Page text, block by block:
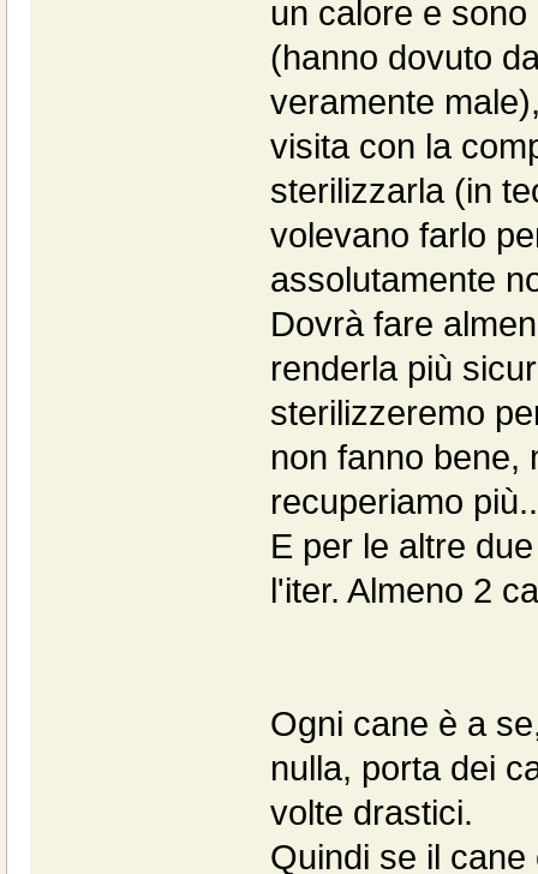
un calore e
(hanno dovuto
veramente
visita con la
sterilizzarla (in
volevano farlo
assolutamente
Dovrà fare
renderla più
sterilizzeremo
non fanno bene,
recuperiamo
E per le altre
l'iter. Almeno 2
Ogni cane è a
nulla, porta dei
volte drastici.
Quindi se il